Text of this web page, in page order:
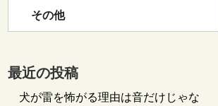
その他
最近の投稿
犬が雷を怖がる理由は音だけじゃな